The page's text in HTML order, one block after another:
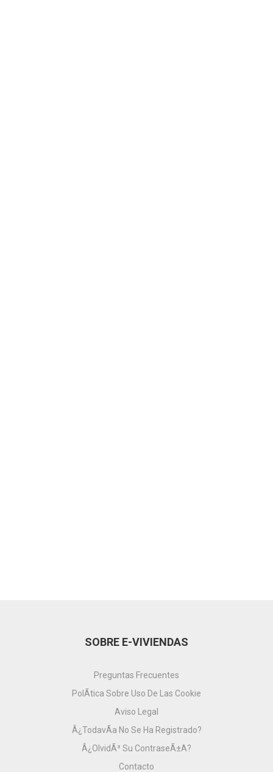
SOBRE E-VIVIENDAS
Preguntas Frecuentes
PolÃ­tica Sobre Uso De Las Cookie
Aviso Legal
Â¿TodavÃ­a No Se Ha Registrado?
Â¿OlvidÃ³ Su ContraseÃ±a?
Contacto